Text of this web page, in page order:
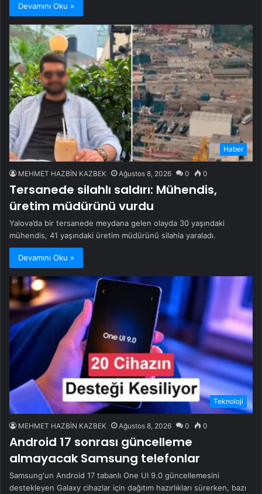
Devamını Oku »
Haber
MEHMET HAZBİN KAZBEK Ağustos 8, 2026 0 0
Tersanede silahlı saldırı: Mühendis,
üretim müdürünü vurdu
Yalova’da bir tersanede meydana gelen olayda 30 yaşındaki
mühendis, 41 yaşındaki üretim müdürünü silahla yaraladı.
Devamını Oku »
Teknoloji
MEHMET HAZBİN KAZBEK Ağustos 8, 2026 0 0
Android 17 sonrası güncelleme
almayacak Samsung telefonlar
Samsung'un Android 17 tabanlı One UI 9.0 güncellemesini
destekleyen Galaxy cihazlar için dağıtım hazırlıkları sürerken, bazı